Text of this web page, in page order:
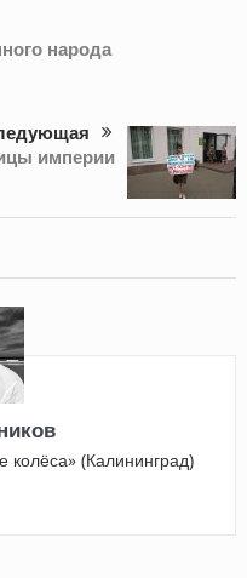
народа
империи
колёса» (Калининград)